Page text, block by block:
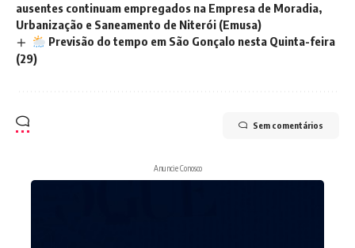
ausentes continuam empregados na Empresa de Moradia,
Urbanização e Saneamento de Niterói (Emusa)
Previsão do tempo em São Gonçalo nesta Quinta-feira
(29)
Sem comentários
Anuncie Conosco